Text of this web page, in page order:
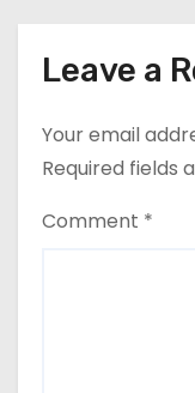
Leave a
Your email
Required fields
Comment *